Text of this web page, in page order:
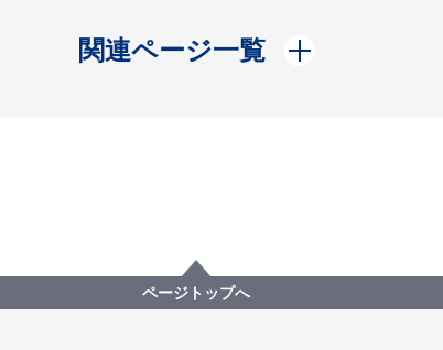
関連ページ一覧
開く
ページトップへ